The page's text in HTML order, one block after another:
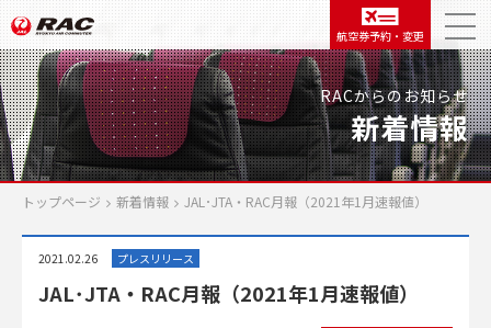
航空券予約・変更
RACからのお知らせ
新着情報
トップページ 新着情報 JAL･JTA・RAC月報（2021年1月速報値）
2021.02.26 プレスリリース
JAL･JTA・RAC月報（2021年1月速報値）